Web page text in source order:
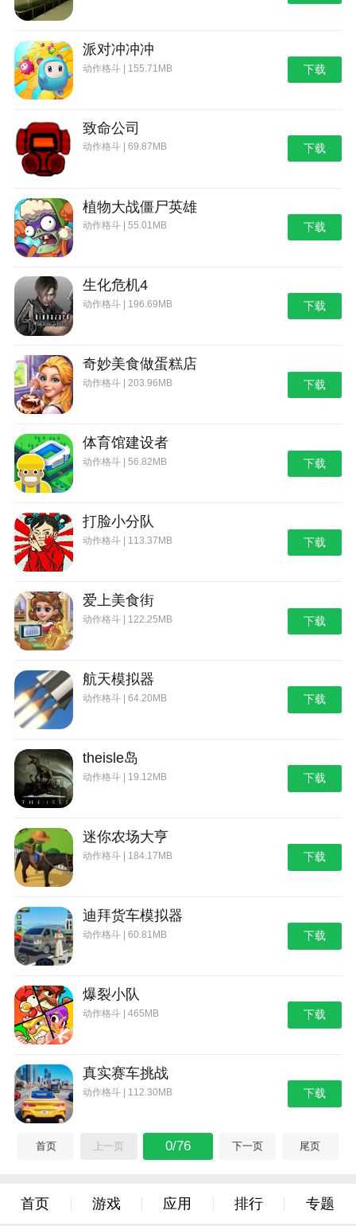
派对冲冲冲
动作格斗 | 155.71MB 下载
致命公司
动作格斗 | 69.87MB 下载
植物大战僵尸英雄
动作格斗 | 55.01MB 下载
生化危机4
动作格斗 | 196.69MB 下载
奇妙美食做蛋糕店
动作格斗 | 203.96MB 下载
体育馆建设者
动作格斗 | 56.82MB 下载
打脸小分队
动作格斗 | 113.37MB 下载
爱上美食街
动作格斗 | 122.25MB 下载
航天模拟器
动作格斗 | 64.20MB 下载
theisle岛
动作格斗 | 19.12MB 下载
迷你农场大亨
动作格斗 | 184.17MB 下载
迪拜货车模拟器
动作格斗 | 60.81MB 下载
爆裂小队
动作格斗 | 465MB 下载
真实赛车挑战
动作格斗 | 112.30MB 下载
首页 上一页 0/76 下一页 尾页
首页 游戏 应用 排行 专题